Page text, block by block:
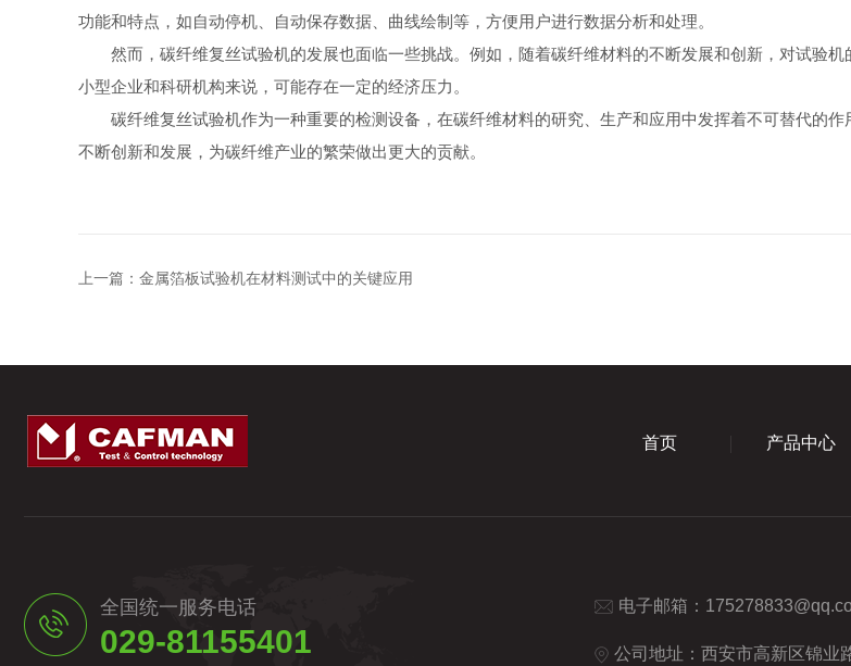
功能和特点，如自动停机、自动保存数据、曲线绘制等，方便用户进行数据分析和处理。
然而，碳纤维复丝试验机的发展也面临一些挑战。例如，随着碳纤维材料的不断发展和创新，对试验机
小型企业和科研机构来说，可能存在一定的经济压力。
碳纤维复丝试验机作为一种重要的检测设备，在碳纤维材料的研究、生产和应用中发挥着不可替代的作
不断创新和发展，为碳纤维产业的繁荣做出更大的贡献。
上一篇： 金属箔板试验机在材料测试中的关键应用
首页 产品中心
全国统一服务电话
029-81155401
电子邮箱：
公司地址：西安市高新区锦业